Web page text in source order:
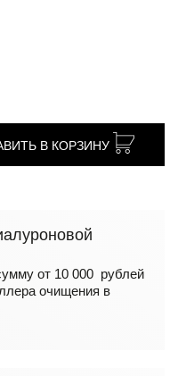
В КОРЗИНУ
от 10 000 рублей
очищения в